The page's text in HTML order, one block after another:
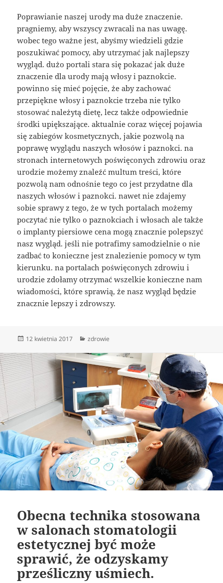
Poprawianie naszej urody ma duże znaczenie.
pragniemy, aby wszyscy zwracali na nas uwagę.
wobec tego ważne jest, abyśmy wiedzieli gdzie
poszukiwać pomocy, aby utrzymać jak najlepszy
wygląd. dużo portali stara się pokazać jak duże
znaczenie dla urody mają włosy i paznokcie.
powinno się mieć pojęcie, że aby zachować
przepiękne włosy i paznokcie trzeba nie tylko
stosować należytą dietę, lecz także odpowiednie
środki upiększające. aktualnie coraz więcej pojawia
się zabiegów kosmetycznych, jakie pozwolą na
poprawę wyglądu naszych włosów i paznokci. na
stronach internetowych poświęconych zdrowiu oraz
urodzie możemy znaleźć multum treści, które
pozwolą nam odnośnie tego co jest przydatne dla
naszych włosów i paznokci. nawet nie zdajemy
sobie sprawy z tego, że w tych portalach możemy
poczytać nie tylko o paznokciach i włosach ale także
o implanty piersiowe cena mogą znacznie polepszyć
nasz wygląd. jeśli nie potrafimy samodzielnie o nie
zadbać to konieczne jest znalezienie pomocy w tym
kierunku. na portalach poświęconych zdrowiu i
urodzie zdołamy otrzymać wszelkie konieczne nam
wiadomości, które sprawią, że nasz wygląd będzie
znacznie lepszy i zdrowszy.
Data
12 kwietnia 2017 Kategorie
zdrowie
Obecna technika stosowana
w salonach stomatologii
estetycznej być może
sprawić, że odzyskamy
prześliczny uśmiech.